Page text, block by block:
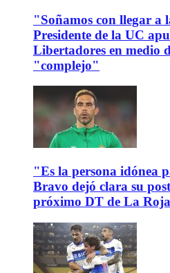
"Soñamos con llegar a
Presidente de la UC
Libertadores en medio
"complejo"
"Es la persona
Bravo dejó clara su
próximo DT de La Roja